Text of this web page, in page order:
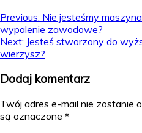
Previous: Nie jesteśmy
wypalenie zawodowe?
Next: Jesteś stworzony do
wierzysz?
Dodaj komentarz
Twój adres e-mail nie zostanie
są oznaczone *